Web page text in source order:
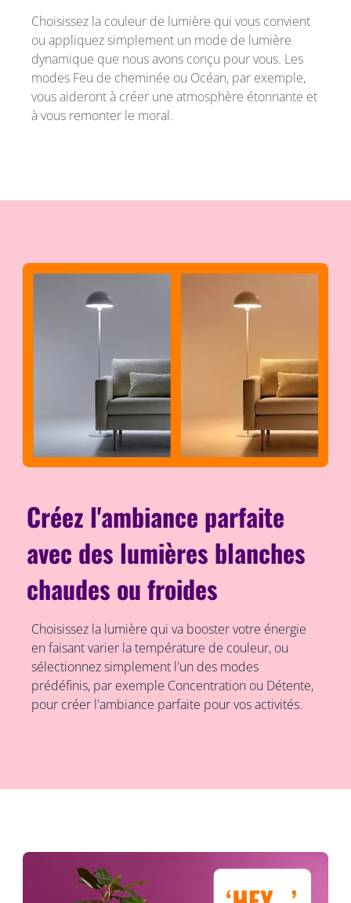
Choisissez la couleur de lumière qui vous convient
ou appliquez simplement un mode de lumière
dynamique que nous avons conçu pour vous. Les
modes Feu de cheminée ou Océan, par exemple,
vous aideront à créer une atmosphère étonnante et
à vous remonter le moral.
Créez l'ambiance parfaite
avec des lumières blanches
chaudes ou froides
Choisissez la lumière qui va booster votre énergie
en faisant varier la température de couleur, ou
sélectionnez simplement l'un des modes
prédéfinis, par exemple Concentration ou Détente,
pour créer l'ambiance parfaite pour vos activités.